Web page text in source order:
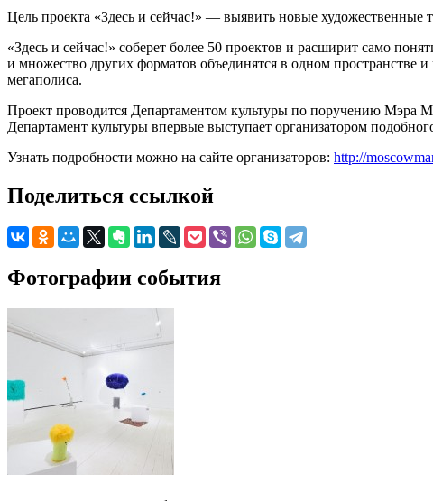
Цель проекта «Здесь и сейчас!» — выявить новые художественные
«Здесь и сейчас!» соберет более 50 проектов и расширит само
и множество других форматов объединятся в одном
мегаполиса.
Проект проводится Департаментом культуры по поручению Мэра
Департамент культуры впервые выступает организатором
Узнать подробности можно на сайте организаторов: http://
Поделиться ссылкой
Фотографии события